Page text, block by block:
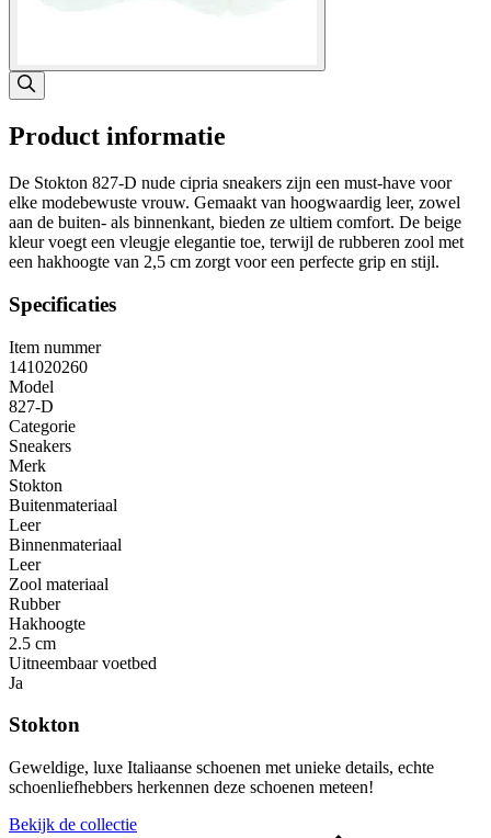
Product informatie
De Stokton 827-D nude cipria sneakers zijn een must-have voor
elke modebewuste vrouw. Gemaakt van hoogwaardig leer, zowel
aan de buiten- als binnenkant, bieden ze ultiem comfort. De beige
kleur voegt een vleugje elegantie toe, terwijl de rubberen zool met
een hakhoogte van 2,5 cm zorgt voor een perfecte grip en stijl.
Specificaties
Item nummer
141020260
Model
827-D
Categorie
Sneakers
Merk
Stokton
Buitenmateriaal
Leer
Binnenmateriaal
Leer
Zool materiaal
Rubber
Hakhoogte
2.5 cm
Uitneembaar voetbed
Ja
Stokton
Geweldige, luxe Italiaanse schoenen met unieke details, echte
schoenliefhebbers herkennen deze schoenen meteen!
Bekijk de collectie